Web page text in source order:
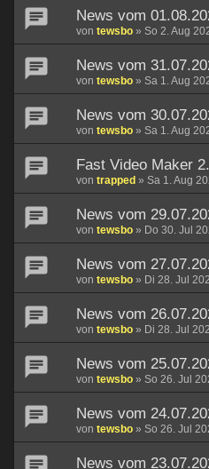
News vom
von tewsbo » So 2. Aug
News vom
von tewsbo » Sa 1. Aug
News vom
von tewsbo » Sa 1. Aug
Fast Video Maker
von trapped » Sa 1. Aug
News vom
von tewsbo » Do 30. Jul
News vom
von tewsbo » Di 28. Jul
News vom
von tewsbo » Di 28. Jul
News vom
von tewsbo » So 26. Jul
News vom
von tewsbo » So 26. Jul
News vom